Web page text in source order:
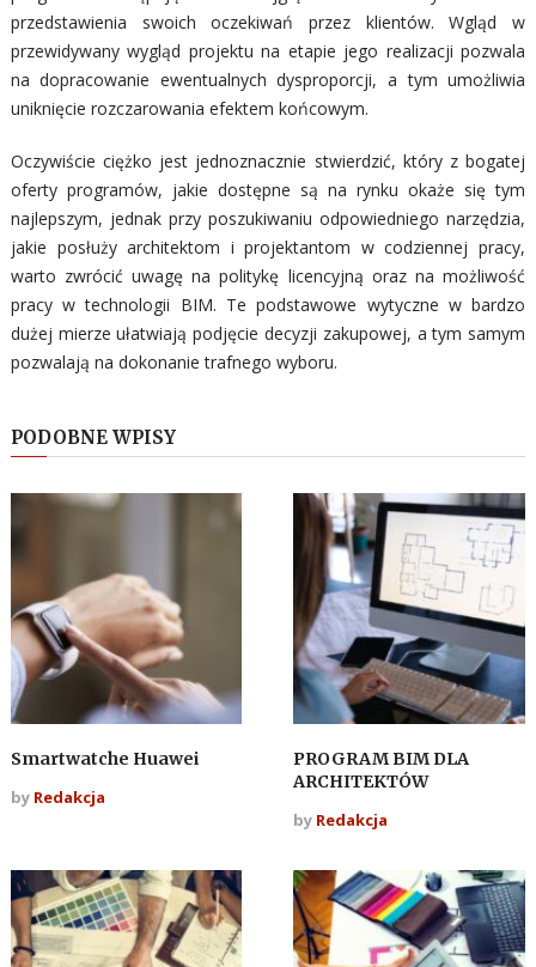
przedstawienia swoich oczekiwań przez klientów. Wgląd w
przewidywany wygląd projektu na etapie jego realizacji pozwala
na dopracowanie ewentualnych dysproporcji, a tym umożliwia
uniknięcie rozczarowania efektem końcowym.
Oczywiście ciężko jest jednoznacznie stwierdzić, który z bogatej
oferty programów, jakie dostępne są na rynku okaże się tym
najlepszym, jednak przy poszukiwaniu odpowiedniego narzędzia,
jakie posłuży architektom i projektantom w codziennej pracy,
warto zwrócić uwagę na politykę licencyjną oraz na możliwość
pracy w technologii BIM. Te podstawowe wytyczne w bardzo
dużej mierze ułatwiają podjęcie decyzji zakupowej, a tym samym
pozwalają na dokonanie trafnego wyboru.
PODOBNE WPISY
Smartwatche Huawei
by Redakcja
PROGRAM BIM DLA
ARCHITEKTÓW
by Redakcja